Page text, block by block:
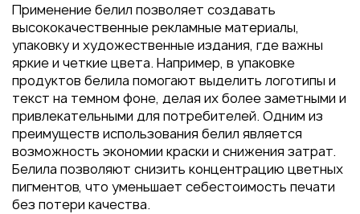
Применение белил позволяет создавать
высококачественные рекламные материалы,
упаковку и художественные издания, где важны
яркие и четкие цвета. Например, в упаковке
продуктов белила помогают выделить логотипы и
текст на темном фоне, делая их более заметными и
привлекательными для потребителей. Одним из
преимуществ использования белил является
возможность экономии краски и снижения затрат.
Белила позволяют снизить концентрацию цветных
пигментов, что уменьшает себестоимость печати
без потери качества.